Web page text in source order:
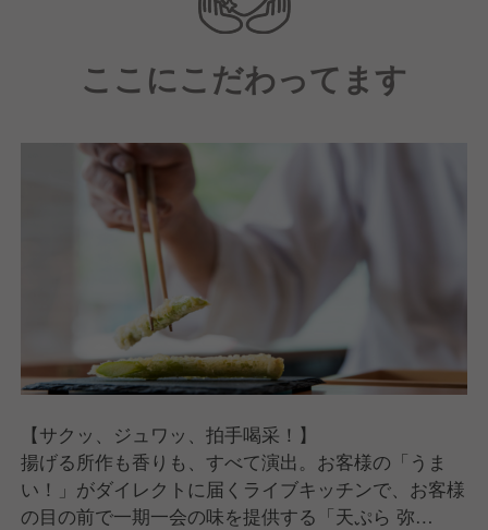
最初は仕込みやサイドメニューの調理、カウンターで
のサポート業務からスタート。 店長の隣で、素材の
扱い方や「揚げ」のタイミングをじっくりと学んでい
ってください。 技術の習得度に合わせて、少しずつ
らでも「将来は自分の店を持ちたい」「一流の職人に
なりたい」という志を持つ方を、全力でバックアップ
します！
ここにこだわってます
【サクッ、ジュワッ、拍手喝采！】
揚げる所作も香りも、すべて演出。お客様の「うま
い！」がダイレクトに届くライブキッチンで、お客様
の目の前で一期一会の味を提供する「天ぷら 弥